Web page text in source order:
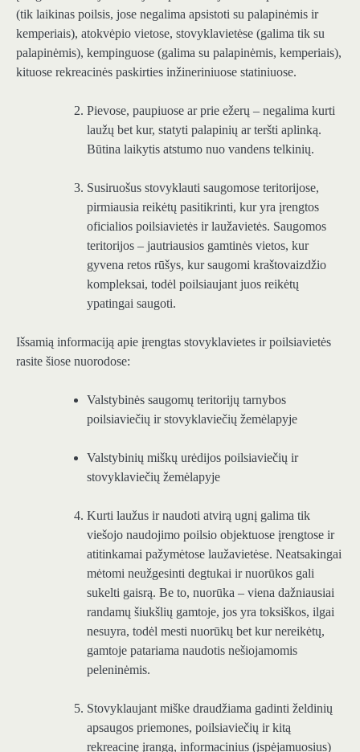
(tik laikinas poilsis, jose negalima apsistoti su palapinėmis ir
kemperiais), atokvėpio vietose, stovyklavietėse (galima tik su
palapinėmis), kempinguose (galima su palapinėmis, kemperiais),
kituose rekreacinės paskirties inžineriniuose statiniuose.
Pievose, paupiuose ar prie ežerų – negalima kurti
laužų bet kur, statyti palapinių ar teršti aplinką.
Būtina laikytis atstumo nuo vandens telkinių.
Susiruošus stovyklauti saugomose teritorijose,
pirmiausia reikėtų pasitikrinti, kur yra įrengtos
oficialios poilsiavietės ir laužavietės. Saugomos
teritorijos – jautriausios gamtinės vietos, kur
gyvena retos rūšys, kur saugomi kraštovaizdžio
kompleksai, todėl poilsiaujant juos reikėtų
ypatingai saugoti.
Išsamią informaciją apie įrengtas stovyklavietes ir poilsiavietės
rasite šiose nuorodose:
Valstybinės saugomų teritorijų tarnybos
poilsiaviečių ir stovyklaviečių žemėlapyje
Valstybinių miškų urėdijos poilsiaviečių ir
stovyklaviečių žemėlapyje
Kurti laužus ir naudoti atvirą ugnį galima tik
viešojo naudojimo poilsio objektuose įrengtose ir
atitinkamai pažymėtose laužavietėse. Neatsakingai
mėtomi neužgesinti degtukai ir nuorūkos gali
sukelti gaisrą. Be to, nuorūka – viena dažniausiai
randamų šiukšlių gamtoje, jos yra toksiškos, ilgai
nesuyra, todėl mesti nuorūkų bet kur nereikėtų,
gamtoje patariama naudotis nešiojamomis
peleninėmis.
Stovyklaujant miške draudžiama gadinti želdinių
apsaugos priemones, poilsiaviečių ir kitą
rekreacinę įrangą, informacinius (įspėjamuosius)